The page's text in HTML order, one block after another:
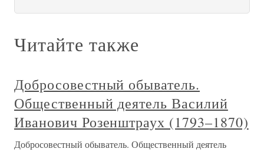
Читайте также
Добросовестный обыватель.
Общественный деятель Василий
Иванович Розенштраух (1793–1870)
Добросовестный обыватель. Общественный деятель